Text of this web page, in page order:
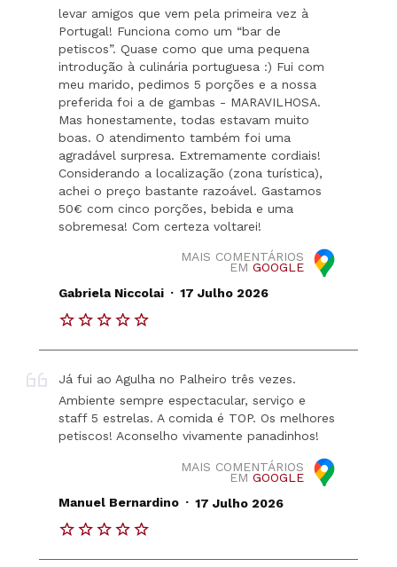
levar amigos que vem pela primeira vez à
Portugal! Funciona como um “bar de
petiscos”. Quase como que uma pequena
introdução à culinária portuguesa :) Fui com
meu marido, pedimos 5 porções e a nossa
preferida foi a de gambas - MARAVILHOSA.
Mas honestamente, todas estavam muito
boas. O atendimento também foi uma
agradável surpresa. Extremamente cordiais!
Considerando a localização (zona turística),
achei o preço bastante razoável. Gastamos
50€ com cinco porções, bebida e uma
sobremesa! Com certeza voltarei!
MAIS COMENTÁRIOS
EM GOOGLE
Gabriela Niccolai . 17 Julho 2026
Já fui ao Agulha no Palheiro três vezes.
Ambiente sempre espectacular, serviço e
staff 5 estrelas. A comida é TOP. Os melhores
petiscos! Aconselho vivamente panadinhos!
MAIS COMENTÁRIOS
EM GOOGLE
Manuel Bernardino . 17 Julho 2026